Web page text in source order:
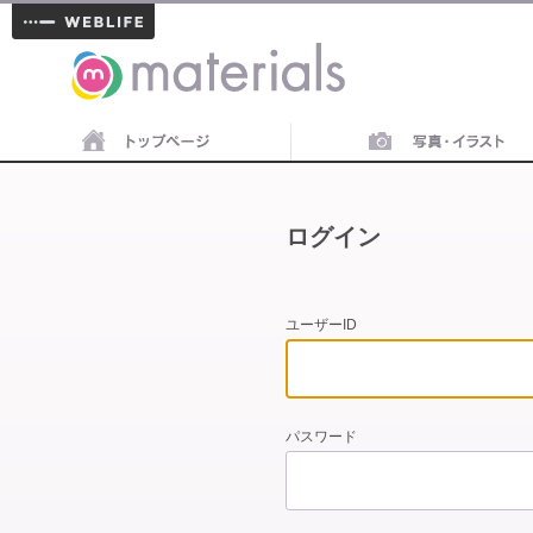
materials
ログイン
ユーザーID
パスワード